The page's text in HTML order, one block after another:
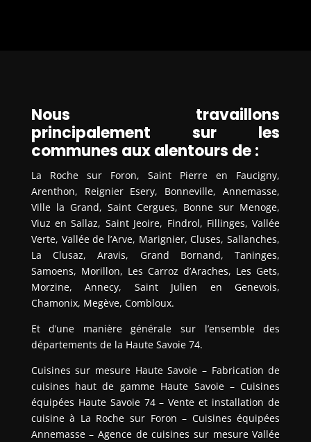
Nous travaillons
principalement sur les
communes aux alentours de :
La Roche sur Foron, Saint Pierre en Faucigny,
Arenthon, Reignier Esery, Bonneville, Annemasse,
Ville la Grand, Saint Cergues, Bonne sur Menoge,
Viuz en Sallaz, Saint Jeoire, Findrol, Fillinges, Vallée
Verte, Vallée de l’Arve, Marignier, Cluses, Sallanches,
La Clusaz, Aravis, Grand Bornand, Taninges,
Samoens, Morillon, Les Carroz d’Araches, Les Gets,
Morzine, Annecy, Saint Julien en Genevois,
Chamonix, Megève, Combloux.
Et d’une manière générale sur l’ensemble des
départements de la Haute Savoie 74.
Cuisines sur mesure Haute Savoie – Fabrication de
cuisines haut de gamme Haute Savoie – Cuisines
équipées Haute Savoie 74 – Vente et installation de
cuisine à La Roche sur Foron – Cuisines équipées
Annemasse – Agence de cuisines sur mesure Vallée